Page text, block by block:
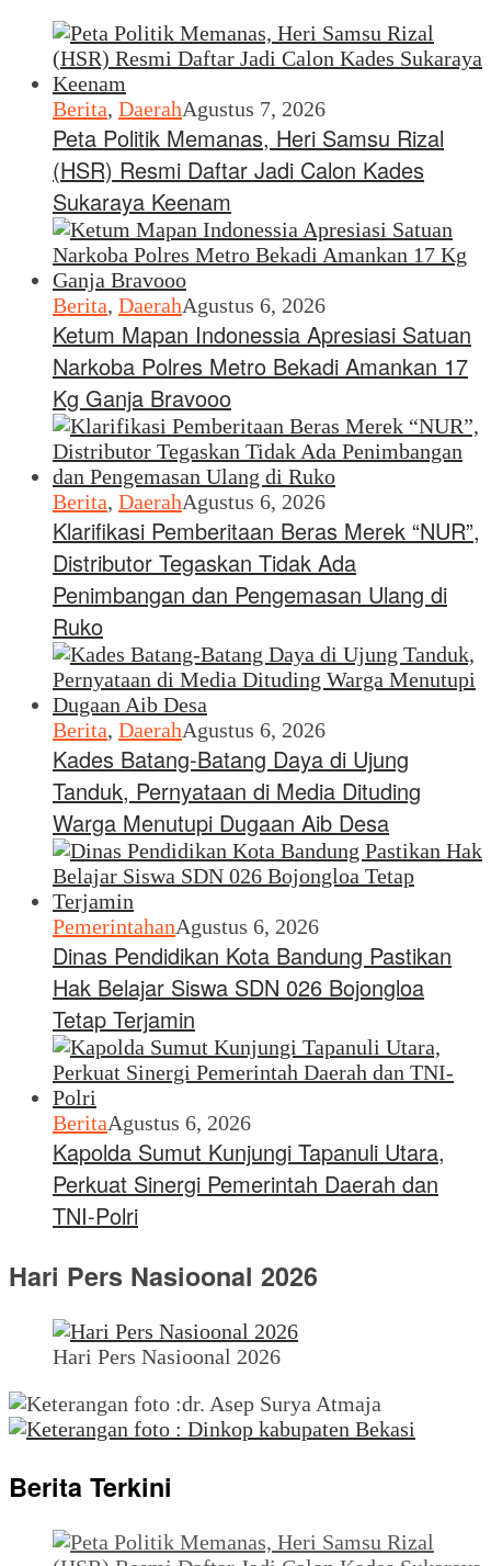
Berita, DaerahAgustus 7, 2026
Peta Politik Memanas, Heri Samsu Rizal
(HSR) Resmi Daftar Jadi Calon Kades
Sukaraya Keenam
Berita, DaerahAgustus 6, 2026
Ketum Mapan Indonessia Apresiasi Satuan
Narkoba Polres Metro Bekadi Amankan 17
Kg Ganja Bravooo
Berita, DaerahAgustus 6, 2026
Klarifikasi Pemberitaan Beras Merek “NUR”,
Distributor Tegaskan Tidak Ada
Penimbangan dan Pengemasan Ulang di
Ruko
Berita, DaerahAgustus 6, 2026
Kades Batang-Batang Daya di Ujung
Tanduk, Pernyataan di Media Dituding
Warga Menutupi Dugaan Aib Desa
PemerintahanAgustus 6, 2026
Dinas Pendidikan Kota Bandung Pastikan
Hak Belajar Siswa SDN 026 Bojongloa
Tetap Terjamin
BeritaAgustus 6, 2026
Kapolda Sumut Kunjungi Tapanuli Utara,
Perkuat Sinergi Pemerintah Daerah dan
TNI-Polri
Hari Pers Nasioonal 2026
Hari Pers Nasioonal 2026
Berita Terkini